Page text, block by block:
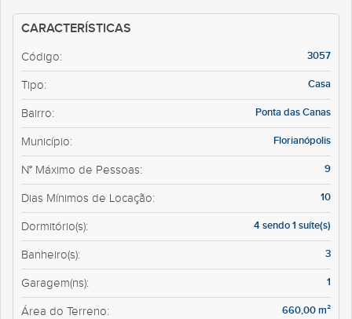
CARACTERÍSTICAS
Código: 3057
Tipo: Casa
Bairro: Ponta das Canas
Município: Florianópolis
N° Máximo de Pessoas: 9
Dias Mínimos de Locação: 10
Dormitório(s): 4 sendo 1 suíte(s)
Banheiro(s): 3
Garagem(ns): 1
Área do Terreno: 660,00 m²